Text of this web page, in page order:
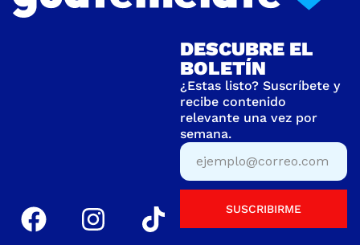
DESCUBRE EL
BOLETÍN
¿Estas listo? Suscríbete y
recibe contenido
relevante una vez por
semana.
SUSCRIBIRME